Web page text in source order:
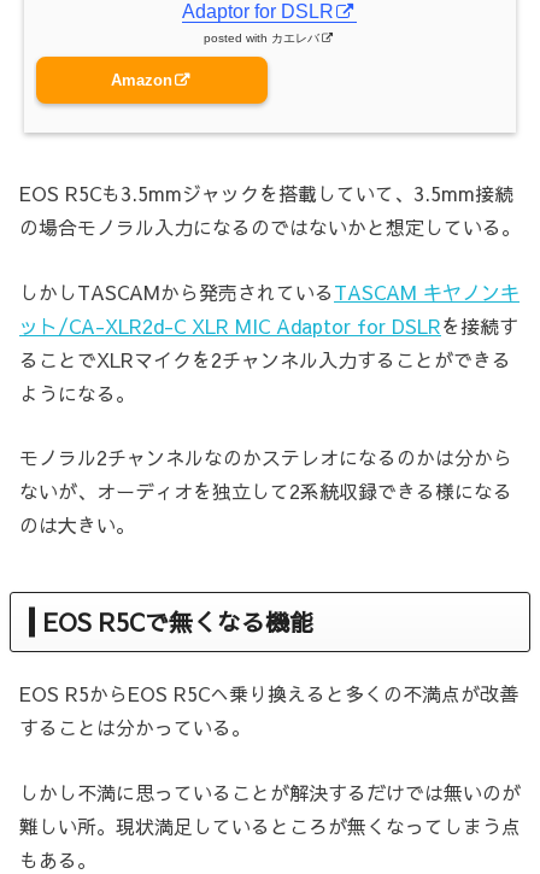
Adaptor for DSLR
posted with カエレバ
Amazon
EOS R5Cも3.5mmジャックを搭載していて、3.5mm接続
の場合モノラル入力になるのではないかと想定している。
しかしTASCAMから発売されているTASCAM キヤノンキ
ット/CA-XLR2d-C XLR MIC Adaptor for DSLRを接続す
ることでXLRマイクを2チャンネル入力することができる
ようになる。
モノラル2チャンネルなのかステレオになるのかは分から
ないが、オーディオを独立して2系統収録できる様になる
のは大きい。
EOS R5Cで無くなる機能
EOS R5からEOS R5Cへ乗り換えると多くの不満点が改善
することは分かっている。
しかし不満に思っていることが解決するだけでは無いのが
難しい所。現状満足しているところが無くなってしまう点
もある。